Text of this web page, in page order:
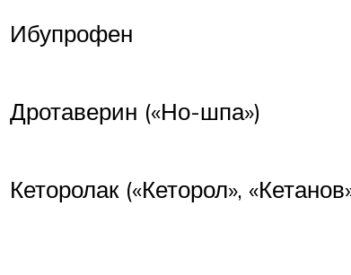
Ибупрофен
Дротаверин («Но-шпа»)
Кеторолак («Кеторол»,